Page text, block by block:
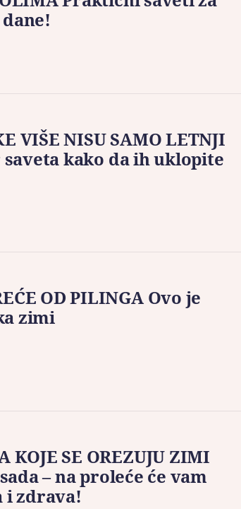
VIŠE NISU SAMO LETNJI
saveta kako da ih uklopite
OD PILINGA Ovo je
zimi
KOJE SE OREZUJU ZIMI
– na proleće će vam
i zdrava!